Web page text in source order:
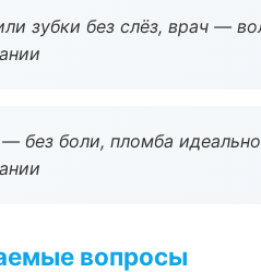
зубки без слёз, врач —
без боли, пломба
вопросы